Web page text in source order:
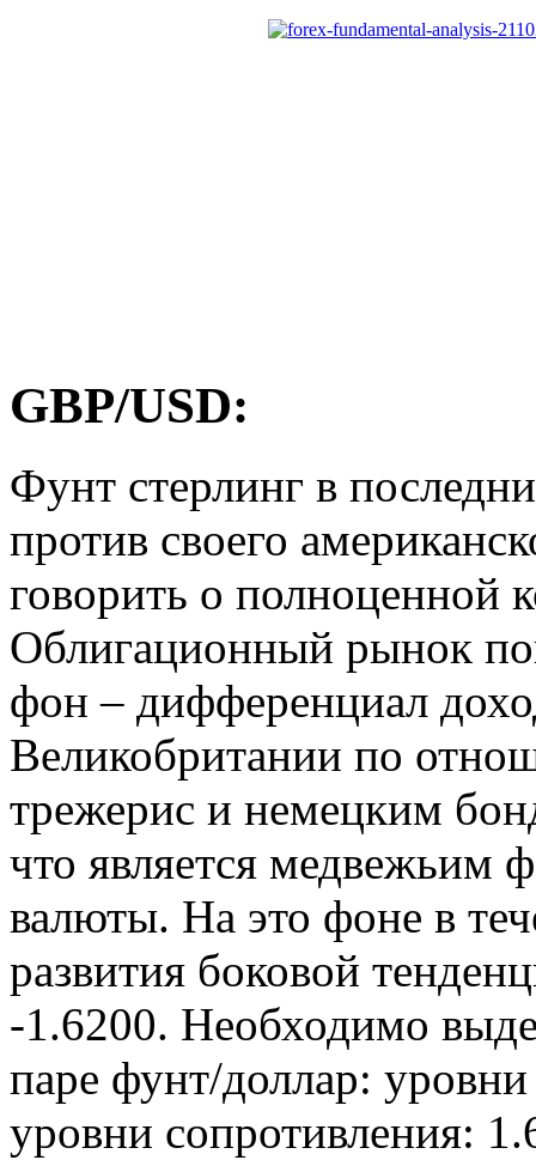
GBP/USD:
Фунт стерлинг в
против своего
говорить о полноценной
Облигационный рынок
фон – дифференциал
Великобритании по
трежерис и немецким
что является медвежьим
валюты. На это фоне в
развития боковой
-1.6200. Необходимо
паре фунт/доллар:
уровни сопротивления: